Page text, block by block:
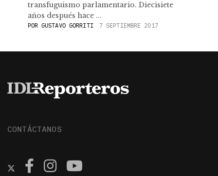
transfuguismo parlamentario. Diecisiete
años después hace ...
POR GUSTAVO GORRITI 7 SEPTIEMBRE 2017
CONTÁCTANOS